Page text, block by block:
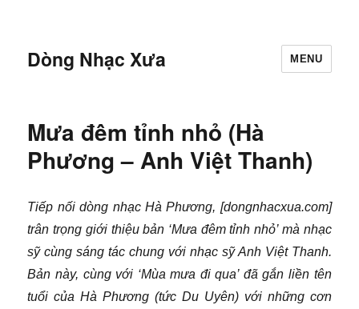
Dòng Nhạc Xưa MENU
Mưa đêm tỉnh nhỏ (Hà
Phương – Anh Việt Thanh)
Tiếp nối dòng nhạc Hà Phương, [dongnhacxua.com]
trân trọng giới thiệu bản ‘Mưa đêm tỉnh nhỏ’ mà nhạc
sỹ cùng sáng tác chung với nhạc sỹ Anh Việt Thanh.
Bản này, cùng với ‘Mùa mưa đi qua’ đã gắn liền tên
tuổi của Hà Phương (tức Du Uyên) với những cơn